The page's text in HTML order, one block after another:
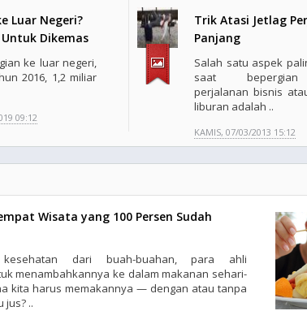
Luar Negeri?
Dikemas
ke luar negeri,
2016, 1,2 miliar
09:12
Trik Atasi Jetlag
Panjang
Salah satu aspek
saat
perjalanan bisnis
liburan adalah ..
KAMIS, 07/03/2013 15:12
Wisata yang 100 Persen Sudah
kesehatan dari buah-buahan, para ahli
menambahkannya ke dalam makanan sehari-
kita harus memakannya — dengan atau tanpa
jus? ..